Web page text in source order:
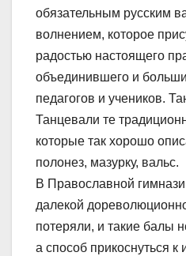
обязательным русским
волнением, которое
радостью настоящего
объединившего и
педагогов и учеников.
Танцевали те
которые так хорошо
полонез, мазурку, вальс.
В Православной
далекой
потеряли, и такие балы
а способ прикоснуться к